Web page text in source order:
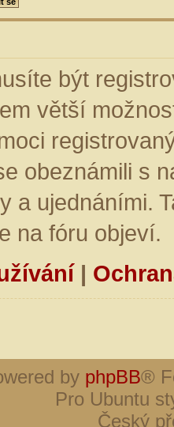
být
větší
obeznámili s
a ujednáními.
na fóru objeví.
|
by phpBB®
Pro Ubuntu
Český